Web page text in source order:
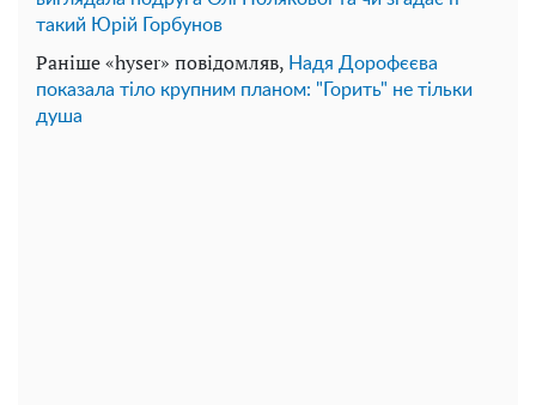
такий Юрій Горбунов
Раніше «hyser» повідомляв, Надя Дорофєєва
показала тіло крупним планом: "Горить" не тільки
душа